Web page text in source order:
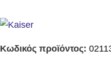
Κωδικός προϊόντος: